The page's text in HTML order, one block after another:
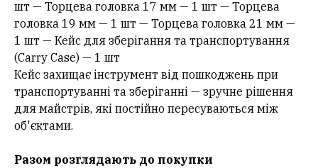
шт — Торцева головка 17 мм — 1 шт — Торцева
головка 19 мм — 1 шт — Торцева головка 21 мм —
1 шт — Кейс для зберігання та транспортування
(Carry Case) — 1 шт
Кейс захищає інструмент від пошкоджень при
транспортуванні та зберіганні — зручне рішення
для майстрів, які постійно пересуваються між
об'єктами.
Разом розглядають до покупки